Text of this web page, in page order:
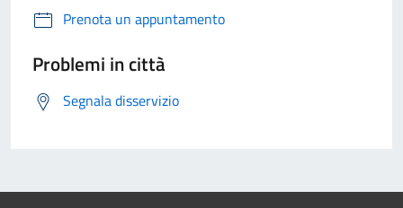
Prenota un appuntamento
Problemi in città
Segnala disservizio